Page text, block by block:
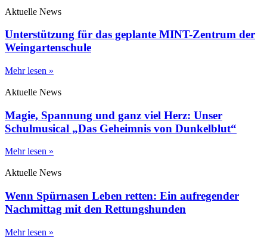
Aktuelle News
Unterstützung für das geplante MINT-Zentrum der
Weingartenschule
Mehr lesen »
Aktuelle News
Magie, Spannung und ganz viel Herz: Unser
Schulmusical „Das Geheimnis von Dunkelblut“
Mehr lesen »
Aktuelle News
Wenn Spürnasen Leben retten: Ein aufregender
Nachmittag mit den Rettungshunden
Mehr lesen »